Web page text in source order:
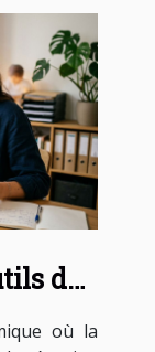
de
où la